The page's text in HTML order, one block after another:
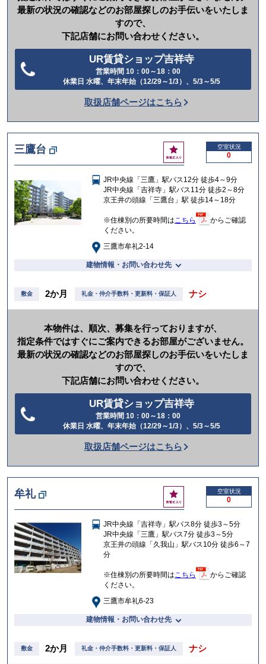
最新の状況の確認などのお部屋探しのお手伝いをいたしま
すので、
下記店舗にお問い合わせください。
UR賃貸ショップ吉祥寺
営業時間 10：00～18：00
休業日 水曜、年末年始（12/29～1/3）、5/3～5/5
話
か
け
る
取扱店舗ページはこちら
三鷹台
お
気
入
り
空室状況
0
JR中央線「三鷹」駅バス12分 徒歩4～9分
JR中央線「吉祥寺」駅バス11分 徒歩2～8分
京王井の頭線「三鷹台」駅 徒歩14～18分
※住棟別の所要時間はこちら
からご確認
ください。
三鷹市牟礼2-14
建物情報・お問い合わせ先
敷金 2か月 礼金・仲介手数料・更新料・保証人 ナシ
本物件は、順次、募集を行っておりますが、
指定条件ではすぐにご案内できるお部屋がございません。
最新の状況の確認などのお部屋探しのお手伝いをいたしま
すので、
下記店舗にお問い合わせください。
UR賃貸ショップ吉祥寺
営業時間 10：00～18：00
休業日 水曜、年末年始（12/29～1/3）、5/3～5/5
話
か
け
る
取扱店舗ページはこちら
牟礼
お
気
入
り
空室状況
0
JR中央線「吉祥寺」駅バス8分 徒歩3～5分
JR中央線「三鷹」駅バス7分 徒歩3～5分
京王井の頭線「久我山」駅バス10分 徒歩6～7
分
※住棟別の所要時間はこちら
からご確認
ください。
三鷹市牟礼6-23
建物情報・お問い合わせ先
敷金 2か月 礼金・仲介手数料・更新料・保証人 ナシ